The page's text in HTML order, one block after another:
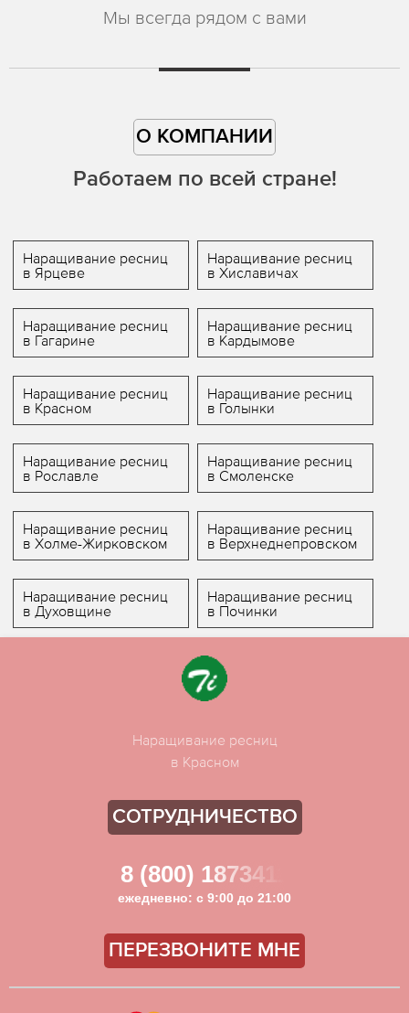
Мы всегда рядом с вами
О КОМПАНИИ
Работаем по всей стране!
Наращивание ресниц
в Ярцеве
Наращивание ресниц
в Хиславичах
Наращивание ресниц
в Гагарине
Наращивание ресниц
в Кардымове
Наращивание ресниц
в Красном
Наращивание ресниц
в Голынки
Наращивание ресниц
в Рославле
Наращивание ресниц
в Смоленске
Наращивание ресниц
в Холме-Жирковском
Наращивание ресниц
в Верхнеднепровском
Наращивание ресниц
в Духовщине
Наращивание ресниц
в Починки
Наращивание ресниц
в Красном
СОТРУДНИЧЕСТВО
8 (800) 1873411
ежедневно: с 9:00 до 21:00
ПЕРЕЗВОНИТЕ МНЕ